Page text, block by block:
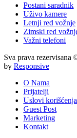
Postani saradnik
Uživo kamere
Letnji red vožnje
Zimski red
Važni telefoni
Sva prava
by Responsive
O Nama
Prijatelji
Uslovi korišćenja
Guest Post
Marketing
Kontakt